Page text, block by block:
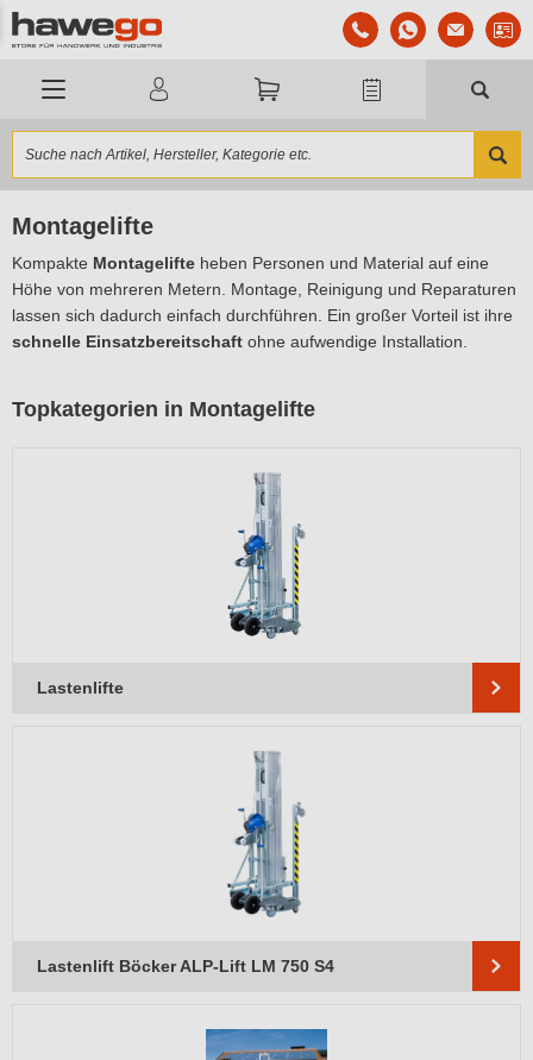
Montagelifte
Kompakte Montagelifte heben Personen und Material auf eine
Höhe von mehreren Metern. Montage, Reinigung und Reparaturen
lassen sich dadurch einfach durchführen. Ein großer Vorteil ist ihre
schnelle Einsatzbereitschaft ohne aufwendige Installation.
Topkategorien in Montagelifte
Lastenlifte
Lastenlift Böcker ALP-Lift LM 750 S4